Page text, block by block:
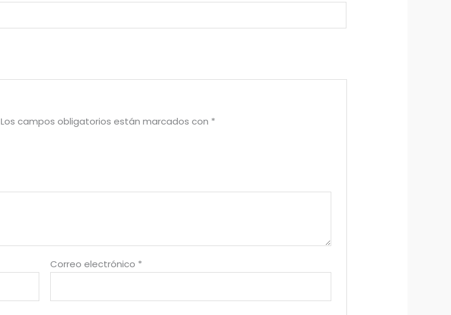
Los campos obligatorios están marcados con *
Correo electrónico *